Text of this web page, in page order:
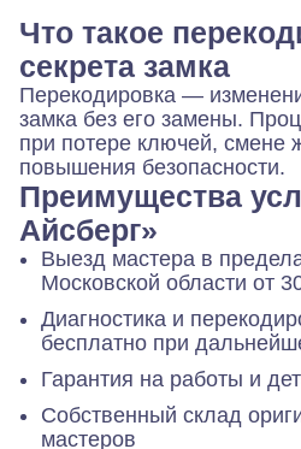
Что такое
секрета замка
Перекодировка —
замка без его замены.
при потере ключей, смене
повышения безопасности.
Преимущества
Айсберг»
Выезд мастера в
Московской области от
Диагностика и
бесплатно при
Гарантия на работы и
Собственный склад
мастеров